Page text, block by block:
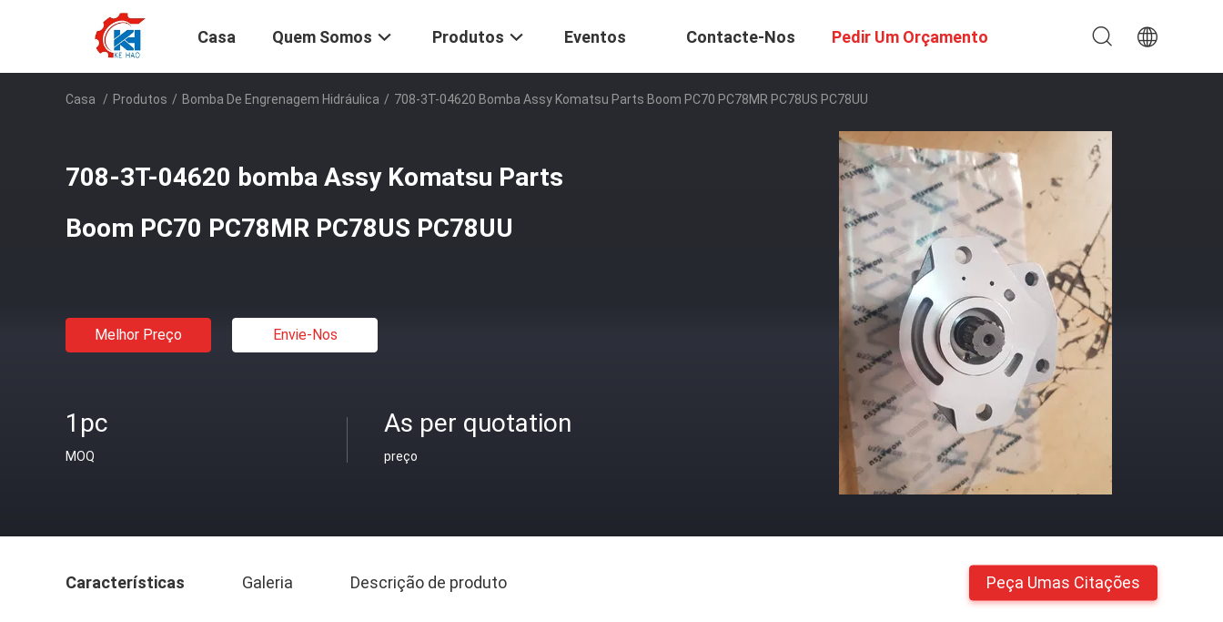
Casa Quem Somos Produtos Eventos Contacte-Nos Pedir Um Orçamento
Casa / Produtos / Bomba De Engrenagem Hidráulica / 708-3T-04620 Bomba Assy Komatsu Parts Boom PC70 PC78MR PC78US PC78UU
708-3T-04620 bomba Assy Komatsu Parts
Boom PC70 PC78MR PC78US PC78UU
Melhor Preço Envie-Nos
1pc
MOQ
As per quotation
preço
Características Galeria Descrição de produto Peça Umas Citações